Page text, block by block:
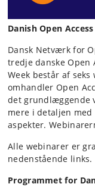
Danish Open
Dansk Netværk for
tredje danske Open
Week består af
omhandler Open
det grundlæggende
mere i detaljen med
aspekte​r.
Alle webinarer er
nedenstående links.
Programmet for